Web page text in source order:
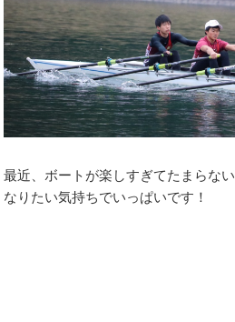
最近、ボートが楽しすぎてたまらな
なりたい気持ちでいっぱいです！